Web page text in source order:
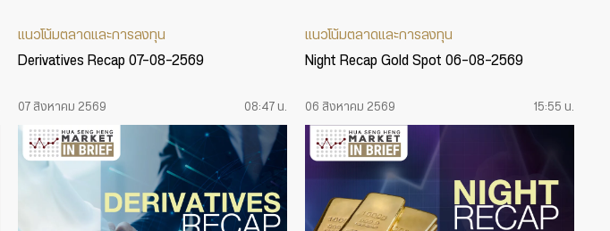
แนวโน้มตลาดและการลงทุน
Derivatives Recap 07-08-2569
07 สิงหาคม 2569 08:47 น.
แนวโน้มตลาดและการลงทุน
Night Recap Gold Spot 06-08-2569
06 สิงหาคม 2569 15:55 น.